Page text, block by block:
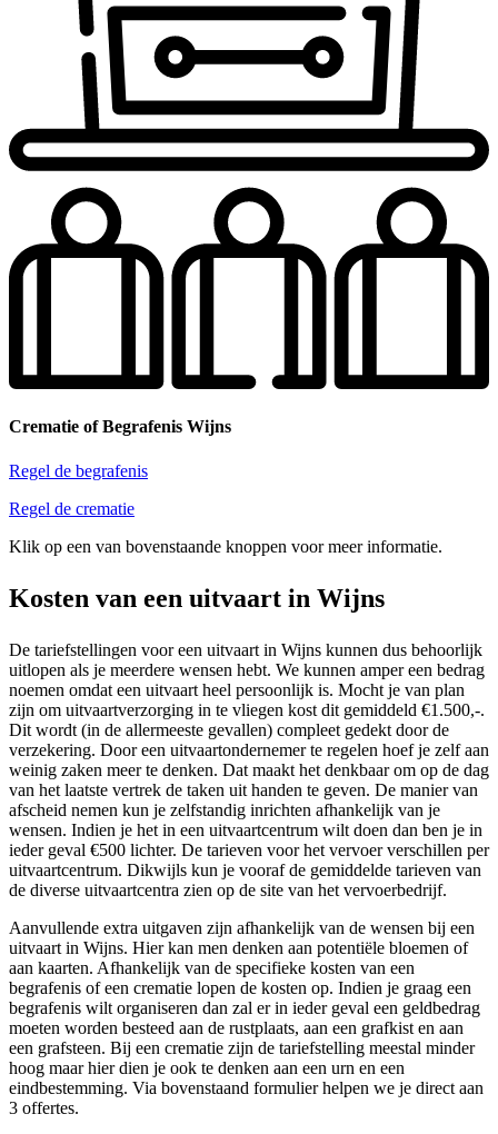
Crematie of Begrafenis Wijns
Regel de begrafenis
Regel de crematie
Klik op een van bovenstaande knoppen voor meer informatie.
Kosten van een uitvaart in Wijns
De tariefstellingen voor een uitvaart in Wijns kunnen dus behoorlijk
uitlopen als je meerdere wensen hebt. We kunnen amper een bedrag
noemen omdat een uitvaart heel persoonlijk is. Mocht je van plan
zijn om uitvaartverzorging in te vliegen kost dit gemiddeld €1.500,-.
Dit wordt (in de allermeeste gevallen) compleet gedekt door de
verzekering. Door een uitvaartondernemer te regelen hoef je zelf aan
weinig zaken meer te denken. Dat maakt het denkbaar om op de dag
van het laatste vertrek de taken uit handen te geven. De manier van
afscheid nemen kun je zelfstandig inrichten afhankelijk van je
wensen. Indien je het in een uitvaartcentrum wilt doen dan ben je in
ieder geval €500 lichter. De tarieven voor het vervoer verschillen per
uitvaartcentrum. Dikwijls kun je vooraf de gemiddelde tarieven van
de diverse uitvaartcentra zien op de site van het vervoerbedrijf.
Aanvullende extra uitgaven zijn afhankelijk van de wensen bij een
uitvaart in Wijns. Hier kan men denken aan potentiële bloemen of
aan kaarten. Afhankelijk van de specifieke kosten van een
begrafenis of een crematie lopen de kosten op. Indien je graag een
begrafenis wilt organiseren dan zal er in ieder geval een geldbedrag
moeten worden besteed aan de rustplaats, aan een grafkist en aan
een grafsteen. Bij een crematie zijn de tariefstelling meestal minder
hoog maar hier dien je ook te denken aan een urn en een
eindbestemming. Via bovenstaand formulier helpen we je direct aan
3 offertes.